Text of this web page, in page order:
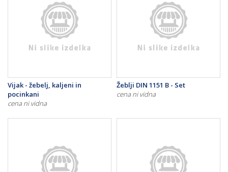
Vijak - žebelj, kaljeni in
pocinkani
cena ni vidna
Žeblji DIN 1151 B - Set
cena ni vidna